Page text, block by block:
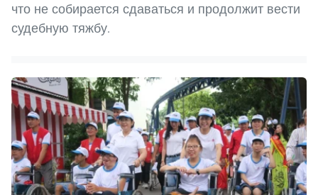
что не собирается сдаваться и продолжит вести
судебную тяжбу.